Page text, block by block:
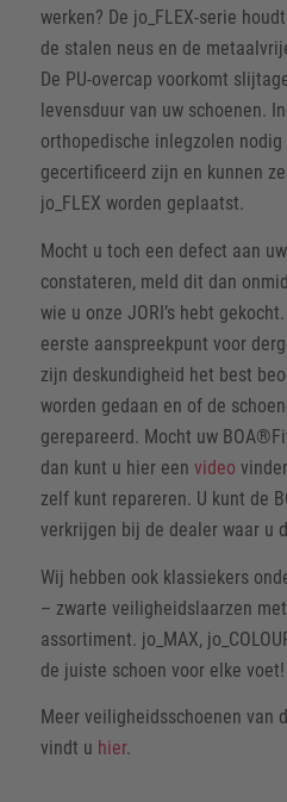
werken? De jo_FLEX-serie
de stalen neus en de
De PU-overcap voorkomt
levensduur van uw schoenen.
orthopedische inlegzolen
gecertificeerd zijn en kunnen
jo_FLEX worden geplaatst.
Mocht u toch een defect aan
constateren, meld dit dan
wie u onze JORI’s hebt
eerste aanspreekpunt voor
zijn deskundigheid het best
worden gedaan en of de
gerepareerd. Mocht uw
dan kunt u hier een video
zelf kunt repareren. U kunt de
verkrijgen bij de dealer waar u
Wij hebben ook klassiekers
– zwarte veiligheidslaarzen
assortiment. jo_MAX,
de juiste schoen voor elke voet!
Meer veiligheidsschoenen van
vindt u hier.